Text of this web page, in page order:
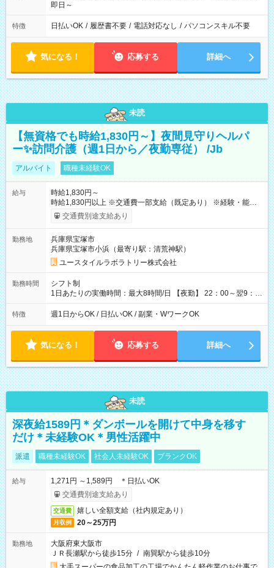
即日～
特徴 日払いOK / 履歴書不要 / 電話対応なし / パソコンスキル不要
気になる！ 応募する 詳細へ
未読
【無資格でも時給1,830円～】夜間見守りヘルパ
ー✨訪問介護（週1日から／夜勤専従） /Jb
アルバイト 職種未経験OK
給与
時給1,830円～
時給1,830円以上 ※交通費一部支給（既定あり） ※経験・能力を
考慮して決定します 【収入例】 週1回勤務の場合：1,830円×8時
間×4回=5万8,560円 週3回勤務の場合：1,830円×8時間×12回
月 ※ 雇用形態と給与に、本採用時と異なる部分があります。 雇
用形態：本採用時と同じです。 給与：時給 1,550円以上
交通費別途支給あり
勤務地
兵庫県宝塚市
兵庫県宝塚市小浜（最寄り駅：清荒神駅）
ユースタイルラボラトリー株式会社
勤務時間
シフト制
1日あたりの実働時間：最大8時間/日 【夜勤】 22：00～翌9：
00 ※週1日～OK ／ 夜勤専従 ＊＊ 勤務時間例 ＊＊ ■22時か
ら翌7時 ■23時から翌8時 ■24時から翌9時 など ※上記の時間
ます。 ※曜日固定（毎週同じ曜日での勤務となります）
特徴 週1日からOK / 日払いOK / 副業・WワークOK
気になる！ 応募する 詳細へ
未読
深夜給1589円＊ダンボールを開けて中身を移す
だけ＊未経験OK＊男性活躍中
派遣 職種未経験OK 社会人未経験OK ブランクOK
給与
1,271円 ～1,589円 ＊日払いOK
交通費別途支給あり
交通費 嬉しい全額支給（社内規定あり）
月収例 20～25万円
勤務地
大阪府東大阪市
ＪＲ長瀬駅から徒歩15分 / 南巽駅から徒歩10分